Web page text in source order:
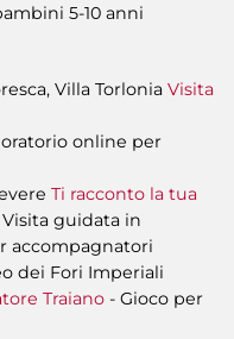
5-10 anni
Villa Torlonia Visita
online per
Ti racconto la tua
Visita guidata in
accompagnatori
dei Fori Imperiali
Traiano - Gioco per